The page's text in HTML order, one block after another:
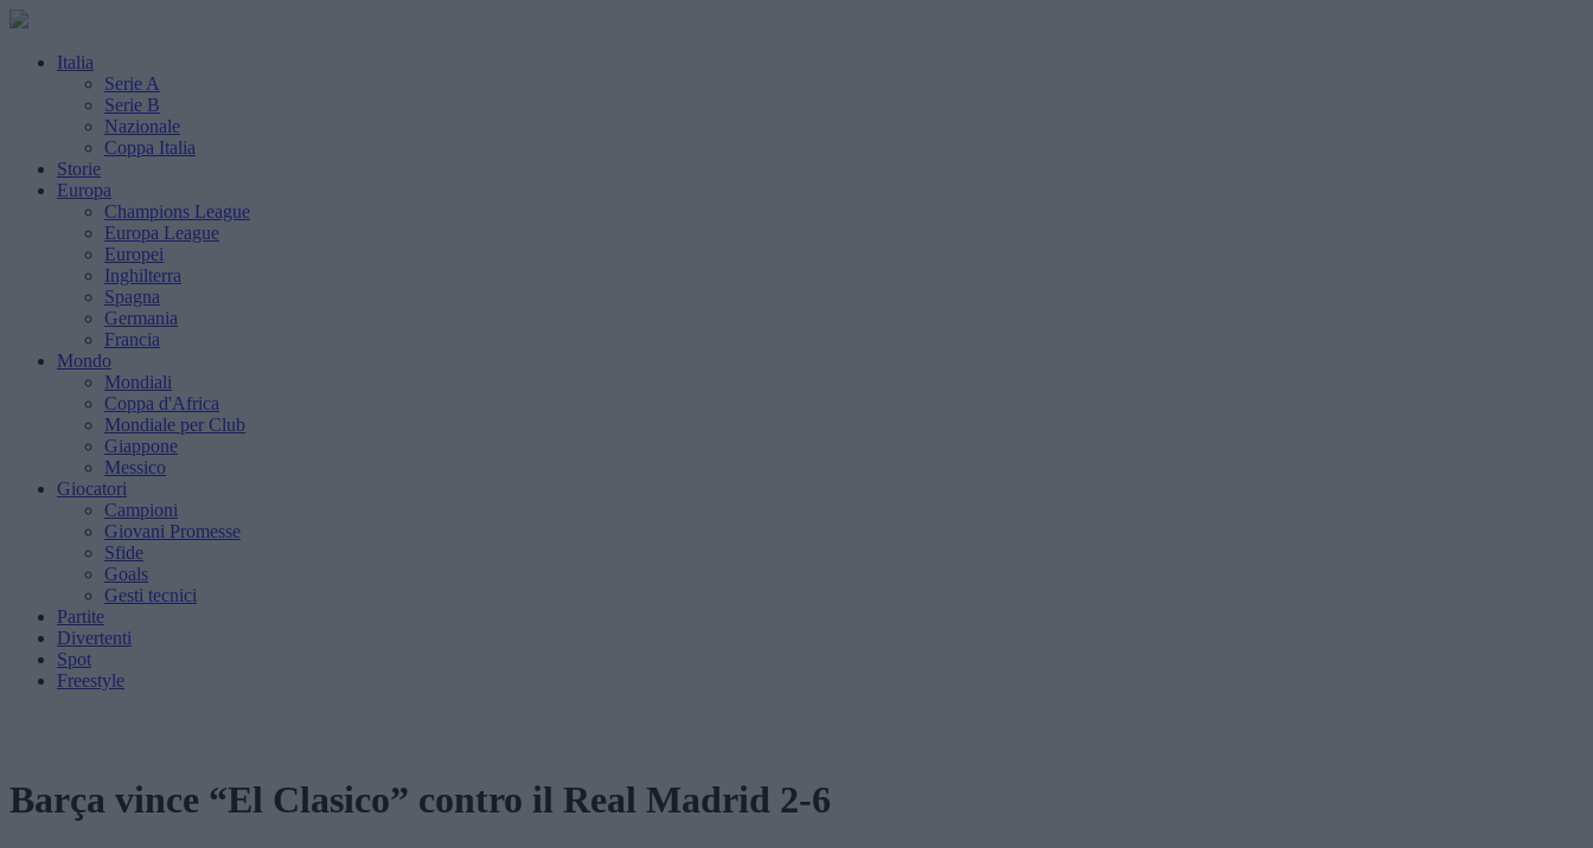
Italia
Serie A
Serie B
Nazionale
Coppa Italia
Storie
Europa
Champions League
Europa League
Europei
Inghilterra
Spagna
Germania
Francia
Mondo
Mondiali
Coppa d'Africa
Mondiale per Club
Giappone
Messico
Giocatori
Campioni
Giovani Promesse
Sfide
Goals
Gesti tecnici
Partite
Divertenti
Spot
Freestyle
Barça vince “El Clasico” contro il Real Madrid 2-6